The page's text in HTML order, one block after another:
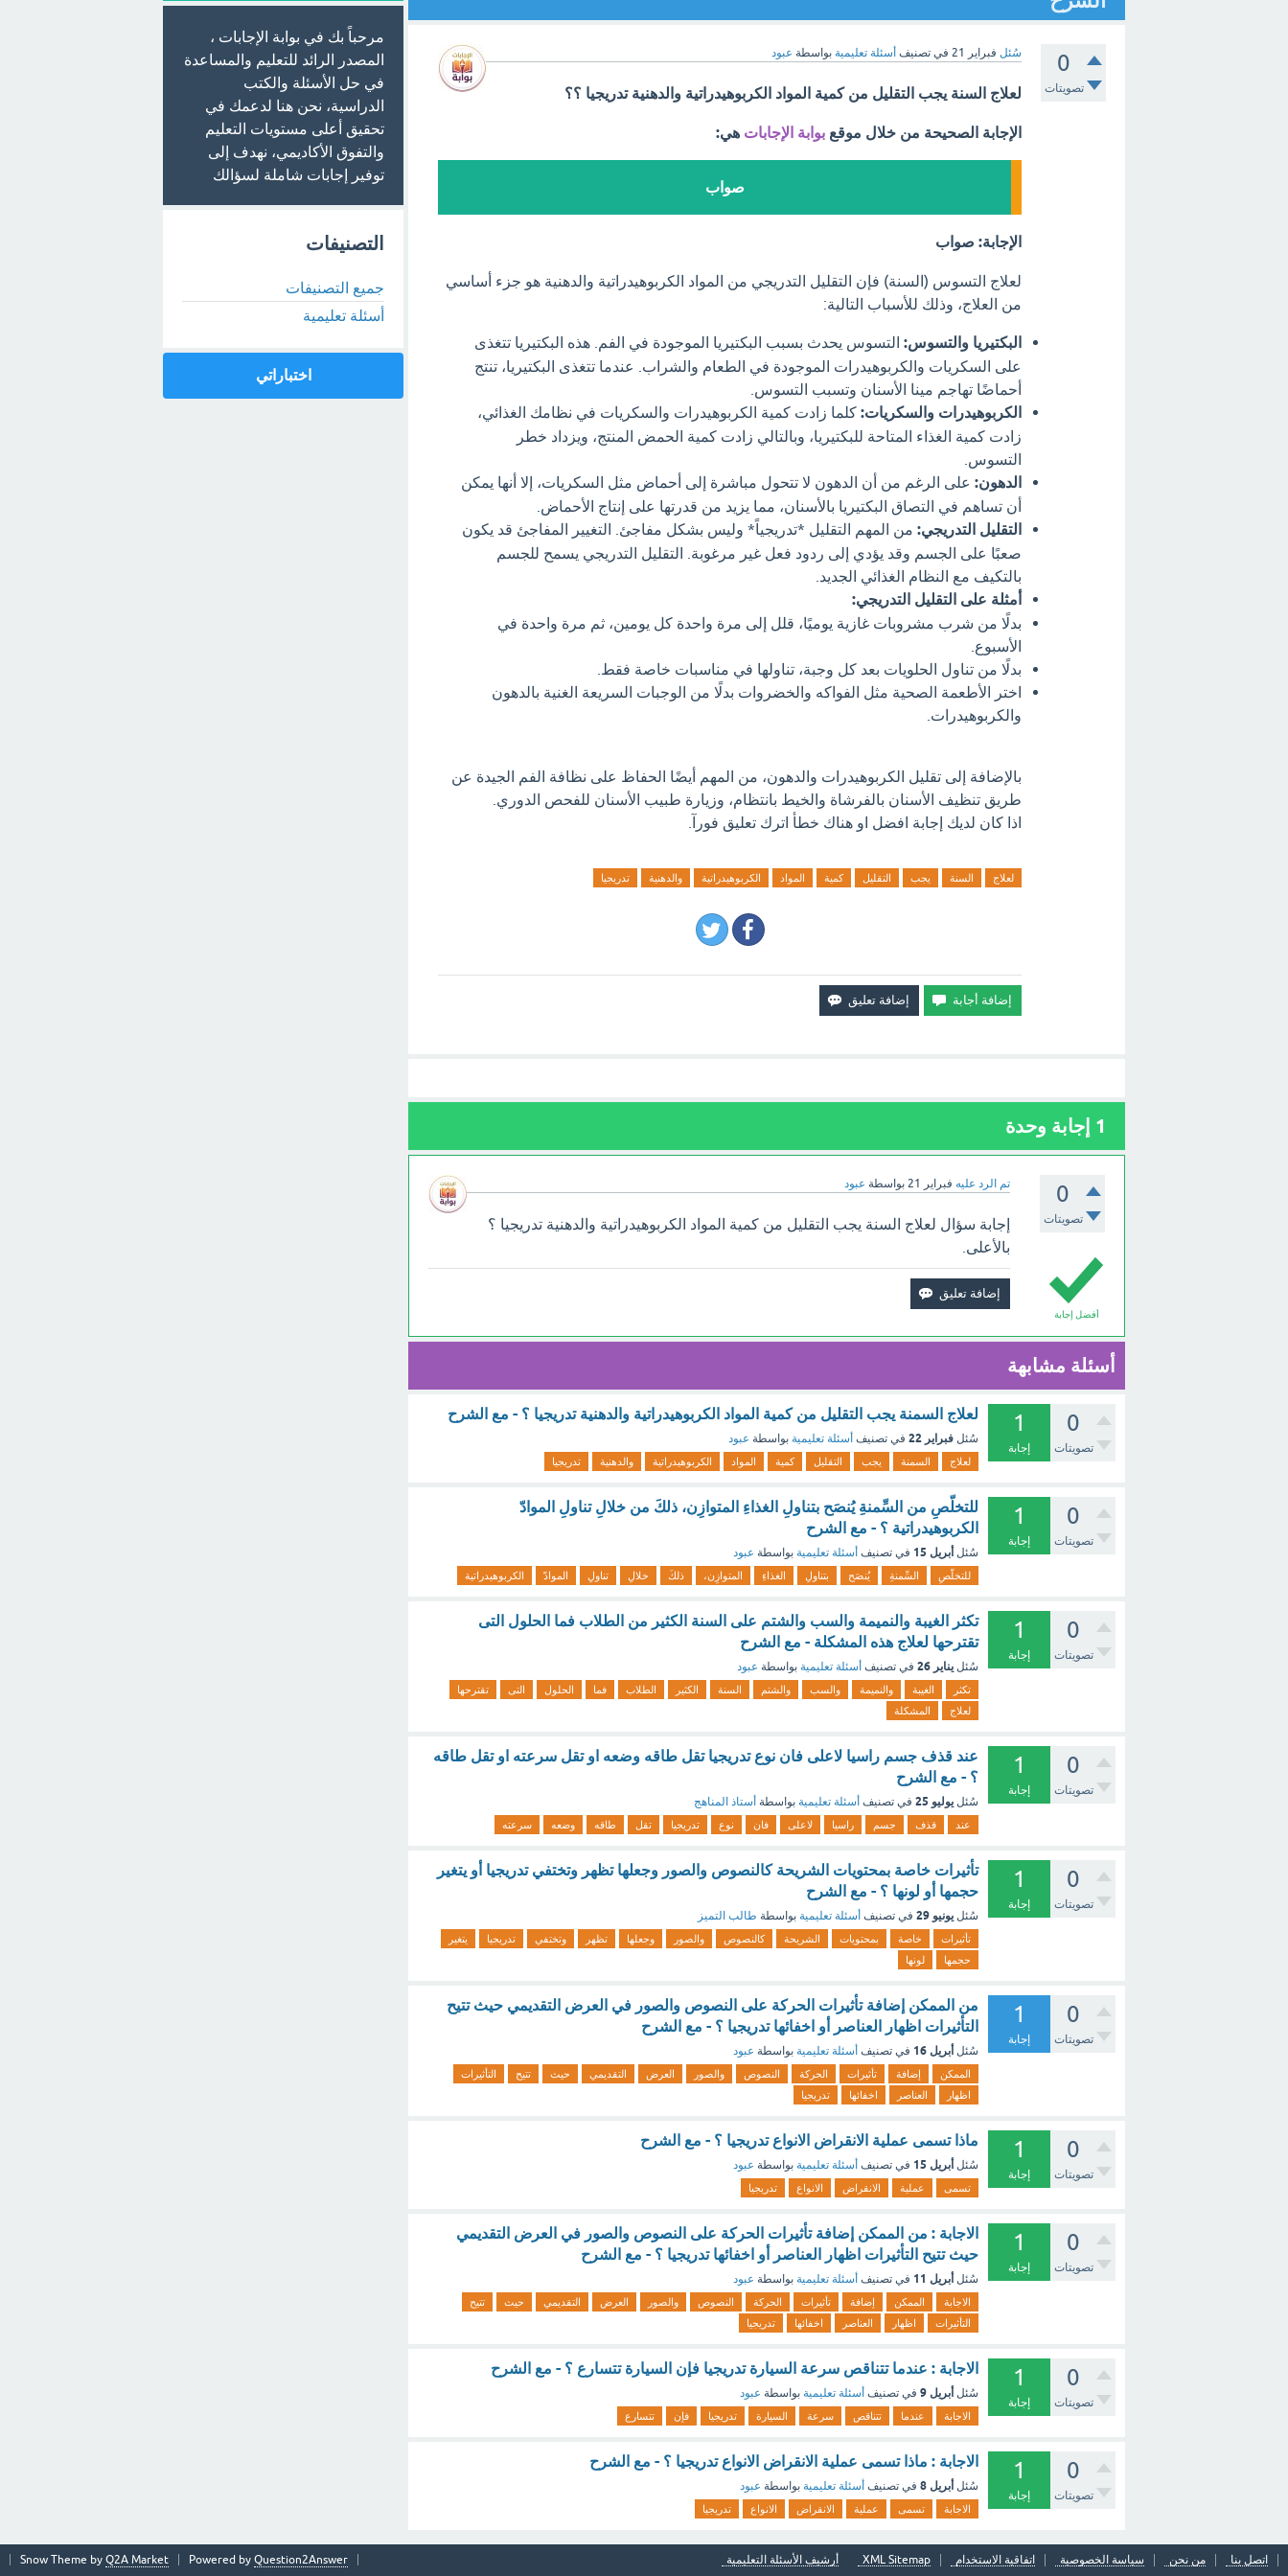
0
تصويتات
سُئل فبراير 21 في تصنيف أسئلة تعليمية بواسطة عبود
لعلاج السنة يجب التقليل من كمية المواد الكربوهيدراتية والدهنية تدريجيا ؟؟
الإجابة الصحيحة من خلال موقع بوابة الإجابات هي:
صواب
الإجابة: صواب
لعلاج التسوس (السنة) فإن التقليل التدريجي من المواد الكربوهيدراتية والدهنية هو جزء أساسي
من العلاج، وذلك للأسباب التالية:
البكتيريا والتسوس: التسوس يحدث بسبب البكتيريا الموجودة في الفم. هذه البكتيريا تتغذى
على السكريات والكربوهيدرات الموجودة في الطعام والشراب. عندما تتغذى البكتيريا، تنتج
أحماضًا تهاجم مينا الأسنان وتسبب التسوس.
الكربوهيدرات والسكريات: كلما زادت كمية الكربوهيدرات والسكريات في نظامك الغذائي،
زادت كمية الغذاء المتاحة للبكتيريا، وبالتالي زادت كمية الحمض المنتج، ويزداد خطر
التسوس.
الدهون: على الرغم من أن الدهون لا تتحول مباشرة إلى أحماض مثل السكريات، إلا أنها يمكن
أن تساهم في التصاق البكتيريا بالأسنان، مما يزيد من قدرتها على إنتاج الأحماض.
التقليل التدريجي: من المهم التقليل *تدريجياً* وليس بشكل مفاجئ. التغيير المفاجئ قد يكون
صعبًا على الجسم وقد يؤدي إلى ردود فعل غير مرغوبة. التقليل التدريجي يسمح للجسم
بالتكيف مع النظام الغذائي الجديد.
أمثلة على التقليل التدريجي:
بدلًا من شرب مشروبات غازية يوميًا، قلل إلى مرة واحدة كل يومين، ثم مرة واحدة في
الأسبوع.
بدلًا من تناول الحلويات بعد كل وجبة، تناولها في مناسبات خاصة فقط.
اختر الأطعمة الصحية مثل الفواكه والخضروات بدلًا من الوجبات السريعة الغنية بالدهون
والكربوهيدرات.
بالإضافة إلى تقليل الكربوهيدرات والدهون، من المهم أيضًا الحفاظ على نظافة الفم الجيدة عن
طريق تنظيف الأسنان بالفرشاة والخيط بانتظام، وزيارة طبيب الأسنان للفحص الدوري.
اذا كان لديك إجابة افضل او هناك خطأ اترك تعليق فورآ.
لعلاج السنة يجب التقليل كمية المواد الكربوهيدراتية والدهنية تدريجيا
1 إجابة وحدة
0
تصويتات
تم الرد عليه فبراير 21 بواسطة عبود
أفضل إجابة
إجابة سؤال لعلاج السنة يجب التقليل من كمية المواد الكربوهيدراتية والدهنية تدريجيا ؟
بالأعلى.
أسئلة مشابهة
0
تصويتات
1
إجابة
لعلاج السمنة يجب التقليل من كمية المواد الكربوهيدراتية والدهنية تدريجيا ؟ - مع الشرح
سُئل فبراير 22 في تصنيف أسئلة تعليمية بواسطة عبود
لعلاج السمنة يجب التقليل كمية المواد الكربوهيدراتية والدهنية تدريجيا
0
تصويتات
1
إجابة
للتخلّصِ من السِّمنةِ يُنصَح بتناولِ الغذاءِ المتوازِن، ذلكَ من خلالِ تناولِ الموادّ
الكربوهيدراتية ؟ - مع الشرح
سُئل أبريل 15 في تصنيف أسئلة تعليمية بواسطة عبود
للتخلّصِ السِّمنةِ يُنصَح بتناولِ الغذاءِ المتوازِن، ذلكَ خلالِ تناولِ الموادّ الكربوهيدراتية
0
تصويتات
1
إجابة
تكثر الغيبة والنميمة والسب والشتم على السنة الكثير من الطلاب فما الحلول التى
تقترحها لعلاج هذه المشكلة - مع الشرح
سُئل يناير 26 في تصنيف أسئلة تعليمية بواسطة عبود
تكثر الغيبة والنميمة والسب والشتم السنة الكثير الطلاب فما الحلول التى
تقترحها
لعلاج
المشكلة
0
تصويتات
1
إجابة
عند قذف جسم راسيا لاعلى فان نوع تدريجيا تقل طاقه وضعه او تقل سرعته او تقل طاقه
؟ - مع الشرح
سُئل يوليو 25 في تصنيف أسئلة تعليمية بواسطة أستاذ المناهج
عند قذف جسم راسيا لاعلى فان نوع تدريجيا تقل طاقه وضعه سرعته
0
تصويتات
1
إجابة
تأثيرات خاصة بمحتويات الشريحة كالنصوص والصور وجعلها تظهر وتختفي تدريجيا أو يتغير
حجمها أو لونها ؟ - مع الشرح
سُئل يونيو 29 في تصنيف أسئلة تعليمية بواسطة طالب التميز
تأثيرات خاصة بمحتويات الشريحة كالنصوص والصور وجعلها تظهر وتختفي تدريجيا
يتغير
حجمها
لونها
0
تصويتات
1
إجابة
من الممكن إضافة تأثيرات الحركة على النصوص والصور في العرض التقديمي حيث تتيح
التأثيرات اظهار العناصر أو اخفائها تدريجيا ؟ - مع الشرح
سُئل أبريل 16 في تصنيف أسئلة تعليمية بواسطة عبود
الممكن إضافة تأثيرات الحركة النصوص والصور العرض التقديمي حيث تتيح
التأثيرات
اظهار
العناصر اخفائها تدريجيا
0
تصويتات
1
إجابة
ماذا تسمى عملية الانقراض الانواع تدريجيا ؟ - مع الشرح
سُئل أبريل 15 في تصنيف أسئلة تعليمية بواسطة عبود
تسمى عملية الانقراض الانواع تدريجيا
0
تصويتات
1
إجابة
الاجابة : من الممكن إضافة تأثيرات الحركة على النصوص والصور في العرض التقديمي
حيث تتيح التأثيرات اظهار العناصر أو اخفائها تدريجيا ؟ - مع الشرح
سُئل أبريل 11 في تصنيف أسئلة تعليمية بواسطة عبود
الاجابة الممكن إضافة تأثيرات الحركة النصوص والصور العرض التقديمي حيث
تتيح
التأثيرات
اظهار العناصر اخفائها تدريجيا
0
تصويتات
1
إجابة
الاجابة : عندما تتناقص سرعة السيارة تدريجيا فإن السيارة تتسارع ؟ - مع الشرح
سُئل أبريل 9 في تصنيف أسئلة تعليمية بواسطة عبود
الاجابة عندما تتناقص سرعة السيارة تدريجيا فإن تتسارع
0
تصويتات
1
إجابة
الاجابة : ماذا تسمى عملية الانقراض الانواع تدريجيا ؟ - مع الشرح
سُئل أبريل 8 في تصنيف أسئلة تعليمية بواسطة عبود
الاجابة تسمى عملية الانقراض الانواع تدريجيا
مرحباً بك في بوابة الإجابات ،
المصدر الرائد للتعليم والمساعدة
في حل الأسئلة والكتب
الدراسية، نحن هنا لدعمك في
تحقيق أعلى مستويات التعليم
والتفوق الأكاديمي، نهدف إلى
توفير إجابات شاملة لسؤالك
التصنيفات
جميع التصنيفات
أسئلة تعليمية
اختباراتي
اتصل بنا من نحن سياسة الخصوصية اتفاقية الاستخدام XML Sitemap أرشيف الأسئلة التعليمية Snow Theme by Q2A Market Powered by Question2Answer